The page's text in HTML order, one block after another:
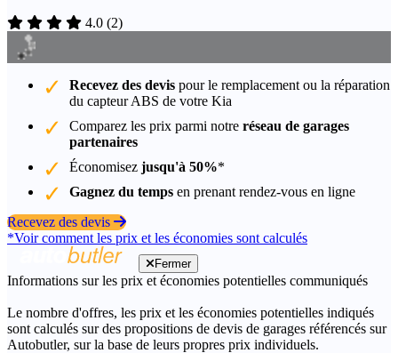
4.0 (2)
Recevez des devis pour le remplacement ou la réparation
du capteur ABS de votre Kia
Comparez les prix parmi notre réseau de garages
partenaires
Économisez jusqu'à 50%*
Gagnez du temps en prenant rendez-vous en ligne
Recevez des devis
*Voir comment les prix et les économies sont calculés
Fermer
Informations sur les prix et économies potentielles communiqués
Le nombre d'offres, les prix et les économies potentielles indiqués
sont calculés sur des propositions de devis de garages référencés sur
Autobutler, sur la base de leurs propres prix individuels.